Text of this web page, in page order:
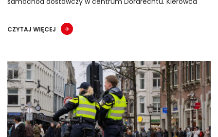
CZYTAJ WIĘCEJ